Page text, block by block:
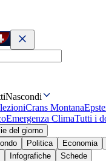
Nascondi
Crans Montana
Emergenza ClimaTutti i
del giorno
Politica Economia
Infografiche
Schede